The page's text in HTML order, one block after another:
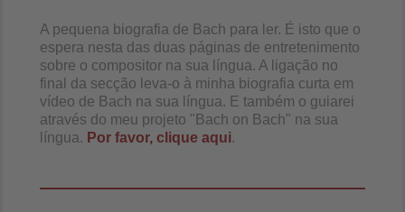
A pequena biografia de Bach para ler. É isto que o
espera nesta das duas páginas de entretenimento
sobre o compositor na sua língua. A ligação no
final da secção leva-o à minha biografia curta em
vídeo de Bach na sua língua. E também o guiarei
através do meu projeto "Bach on Bach" na sua
língua. Por favor, clique aqui.